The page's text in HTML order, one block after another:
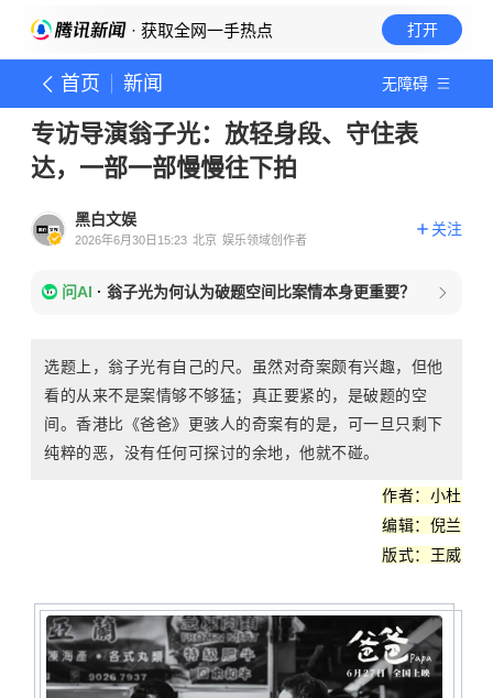
· 获取全网一手热点 打开
首页 新闻 无障碍
专访导演翁子光：放轻身段、守住表
达，一部一部慢慢往下拍
黑白文娱
2026年6月30日15:23 北京 娱乐领域创作者
关注
问AI · 翁子光为何认为破题空间比案情本身更重要？
选题上，翁子光有自己的尺。虽然对奇案颇有兴趣，但他
看的从来不是案情够不够猛；真正要紧的，是破题的空
间。香港比《爸爸》更骇人的奇案有的是，可一旦只剩下
纯粹的恶，没有任何可探讨的余地，他就不碰。
作者：小杜
编辑：倪兰
版式：王威